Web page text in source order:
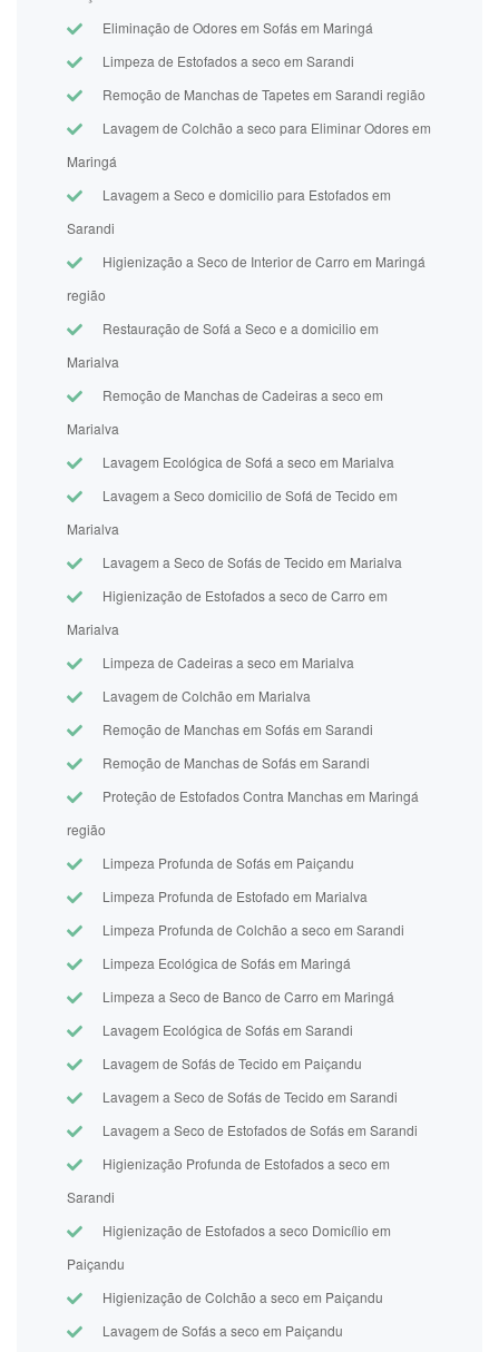
Eliminação de Odores em Sofás em Maringá
Limpeza de Estofados a seco em Sarandi
Remoção de Manchas de Tapetes em Sarandi região
Lavagem de Colchão a seco para Eliminar Odores em
Maringá
Lavagem a Seco e domicilio para Estofados em
Sarandi
Higienização a Seco de Interior de Carro em Maringá
região
Restauração de Sofá a Seco e a domicilio em
Marialva
Remoção de Manchas de Cadeiras a seco em
Marialva
Lavagem Ecológica de Sofá a seco em Marialva
Lavagem a Seco domicilio de Sofá de Tecido em
Marialva
Lavagem a Seco de Sofás de Tecido em Marialva
Higienização de Estofados a seco de Carro em
Marialva
Limpeza de Cadeiras a seco em Marialva
Lavagem de Colchão em Marialva
Remoção de Manchas em Sofás em Sarandi
Remoção de Manchas de Sofás em Sarandi
Proteção de Estofados Contra Manchas em Maringá
região
Limpeza Profunda de Sofás em Paiçandu
Limpeza Profunda de Estofado em Marialva
Limpeza Profunda de Colchão a seco em Sarandi
Limpeza Ecológica de Sofás em Maringá
Limpeza a Seco de Banco de Carro em Maringá
Lavagem Ecológica de Sofás em Sarandi
Lavagem de Sofás de Tecido em Paiçandu
Lavagem a Seco de Sofás de Tecido em Sarandi
Lavagem a Seco de Estofados de Sofás em Sarandi
Higienização Profunda de Estofados a seco em
Sarandi
Higienização de Estofados a seco Domicílio em
Paiçandu
Higienização de Colchão a seco em Paiçandu
Lavagem de Sofás a seco em Paiçandu